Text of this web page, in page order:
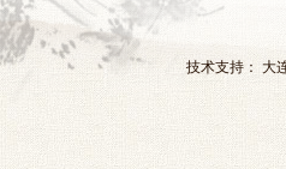
技术支持： 大